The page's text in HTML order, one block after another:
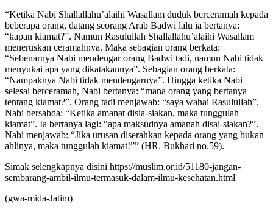
“Ketika Nabi Shallallahu’alaihi Wasallam duduk berceramah kepada
beberapa orang, datang seorang Arab Badwi lalu ia bertanya:
“kapan kiamat?”. Namun Rasulullah Shallallahu’alaihi Wasallam
meneruskan ceramahnya. Maka sebagian orang berkata:
“Sebenarnya Nabi mendengar orang Badwi tadi, namun Nabi tidak
menyukai apa yang dikatakannya”. Sebagian orang berkata:
“Nampaknya Nabi tidak mendengarnya”. Hingga ketika Nabi
selesai berceramah, Nabi bertanya: “mana orang yang bertanya
tentang kiamat?”. Orang tadi menjawab: “saya wahai Rasulullah”.
Nabi bersabda: “Ketika amanat disia-siakan, maka tunggulah
kiamat”. Ia bertanya lagi: “apa maksudnya amanah disai-siakan?”.
Nabi menjawab: “Jika urusan diserahkan kepada orang yang bukan
ahlinya, maka tunggulah kiamat!”” (HR. Bukhari no.59).
Simak selengkapnya disini https://muslim.or.id/51180-jangan-
sembarang-ambil-ilmu-termasuk-dalam-ilmu-kesehatan.html
(gwa-mida-Jatim)